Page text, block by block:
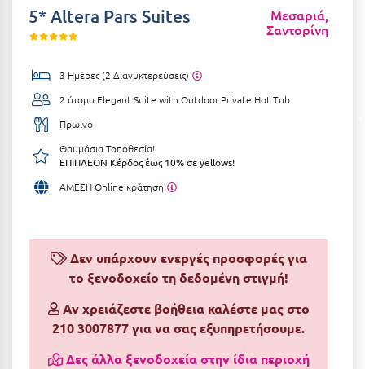
Αράχωβα
Αργολίδα
Αριδαία
Αρκαδία
Αρκίτσα
Αρτέμιδα
Αστυπάλαια
Αχαΐα
Ξενοδοχεία 1 Αστέρι
Ξενοδοχεία 2 Αστέρων
Ξενοδοχεία 3 Αστέρων
Ξενοδοχεία 4 Αστέρων
Ξενοδοχεία 5 Αστέρων
Βίλες
Κρουαζιέρες
Διαμερίσματα
Boutique Hotels
Ξενώνες
5* Altera Pars Suites
Μεσαριά,
Σαντορίνη
3 Ημέρες (2 Διανυκτερεύσεις)
2 άτομα Elegant Suite with Outdoor Private Hot Tub
Πρωινό
Θαυμάσια Τοποθεσία!
ΕΠΙΠΛΕΟΝ Κέρδος έως 10% σε yellows!
ΑΜΕΣΗ Online κράτηση
Δεν υπάρχουν ενεργές προσφορές για
το ξενοδοχείο τη δεδομένη στιγμή!
Αν χρειάζεστε βοήθεια καλέστε μας στο
210 3007877 για να σας εξυπηρετήσουμε.
Δες άλλα ξενοδοχεία στην ίδια περιοχή